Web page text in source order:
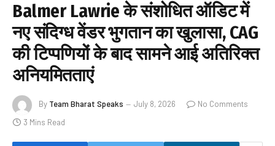
Balmer Lawrie के संशोधित ऑडिट में
नए संदिग्ध वेंडर भुगतान का खुलासा, CAG
की टिप्पणियों के बाद सामने आई अतिरिक्त
अनियमितताएं
By Team Bharat Speaks July 8, 2026
No Comments
3 Mins Read